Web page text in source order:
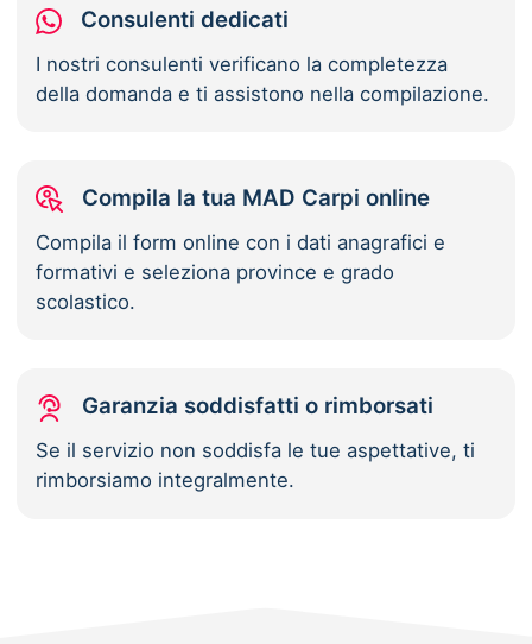
Consulenti dedicati
I nostri consulenti verificano la completezza
della domanda e ti assistono nella compilazione.
Compila la tua MAD Carpi online
Compila il form online con i dati anagrafici e
formativi e seleziona province e grado
scolastico.
Garanzia soddisfatti o rimborsati
Se il servizio non soddisfa le tue aspettative, ti
rimborsiamo integralmente.